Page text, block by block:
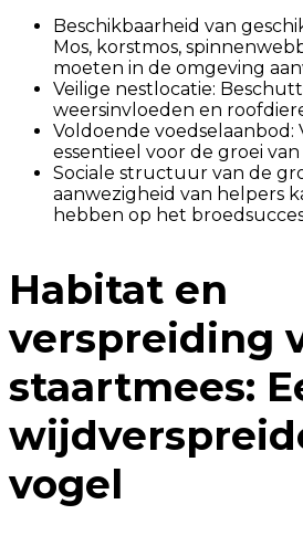
Beschikbaarheid van
Mos, korstmos,
moeten in de omgeving
Veilige nestlocatie:
weersinvloeden en
Voldoende voedselaanbod:
essentieel voor de groei
Sociale structuur van de
aanwezigheid van helpers
hebben op het
Habitat en
verspreiding
staartmees:
vogel